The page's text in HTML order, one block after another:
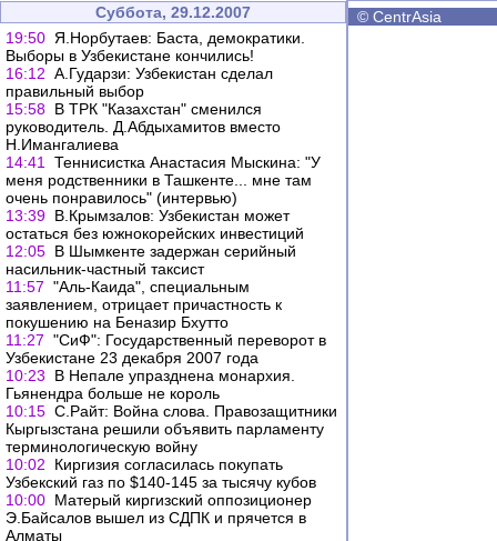
Суббота, 29.12.2007
19:50 Я.Норбутаев: Баста, демократики.
Выборы в Узбекистане кончились!
16:12 А.Гударзи: Узбекистан сделал
правильный выбор
15:58 В ТРК "Казахстан" сменился
руководитель. Д.Абдыхамитов вместо
Н.Имангалиева
14:41
Теннисистка Анастасия Мыскина: "У
меня родственники в Ташкенте... мне там
очень понравилось" (интервью)
13:39 В.Крымзалов: Узбекистан может
остаться без южнокорейских инвестиций
12:05 В Шымкенте задержан серийный
насильник-частный таксист
11:57 "Аль-Каида", специальным
заявлением, отрицает причастность к
покушению на Беназир Бхутто
11:27 "СиФ": Государственный переворот в
Узбекистане 23 декабря 2007 года
10:23
В Непале упразднена монархия.
Гьянендра больше не король
10:15 С.Райт: Война слова. Правозащитники
Кыргызстана решили объявить парламенту
терминологическую войну
10:02
Киргизия согласилась покупать
Узбекский газ по $140-145 за тысячу кубов
10:00 Матерый киргизский оппозиционер
Э.Байсалов вышел из СДПК и прячется в
Алматы
© CentrAsia